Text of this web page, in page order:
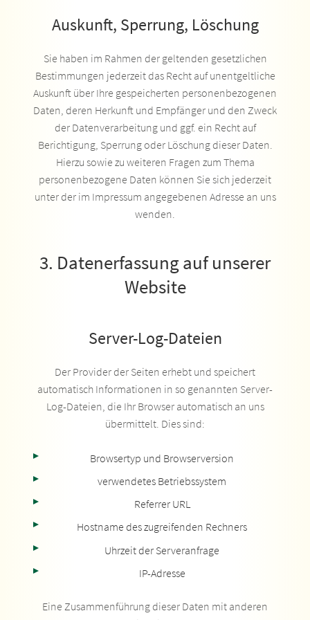
Auskunft, Sperrung, Löschung
Sie haben im Rahmen der geltenden gesetzlichen
Bestimmungen jederzeit das Recht auf unentgeltliche
Auskunft über Ihre gespeicherten personenbezogenen
Daten, deren Herkunft und Empfänger und den Zweck
der Datenverarbeitung und ggf. ein Recht auf
Berichtigung, Sperrung oder Löschung dieser Daten.
Hierzu sowie zu weiteren Fragen zum Thema
personenbezogene Daten können Sie sich jederzeit
unter der im Impressum angegebenen Adresse an uns
wenden.
3. Datenerfassung auf unserer
Website
Server-Log-Dateien
Der Provider der Seiten erhebt und speichert
automatisch Informationen in so genannten Server-
Log-Dateien, die Ihr Browser automatisch an uns
übermittelt. Dies sind:
Browsertyp und Browserversion
verwendetes Betriebssystem
Referrer URL
Hostname des zugreifenden Rechners
Uhrzeit der Serveranfrage
IP-Adresse
Eine Zusammenführung dieser Daten mit anderen